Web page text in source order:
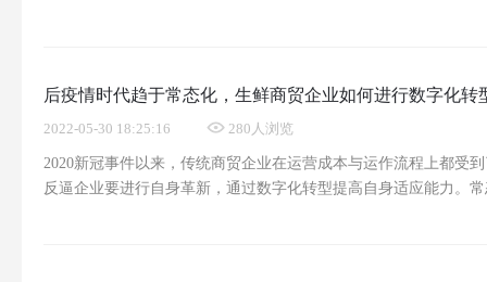
后疫情时代趋于常态化，生鲜商贸企业如何进行数字化转
2022-05-30 18:25:16 280人浏览
2020新冠事件以来，传统商贸企业在运营成本与运作流程上都受
反逼企业要进行自身革新，通过数字化转型提高自身适应能力。